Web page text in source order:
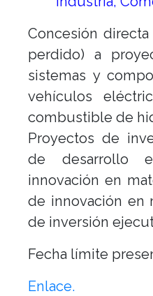
Concesión
perdido) a
sistemas y
vehículos
combustible de
Proyectos de
de desarrollo
innovación en
de innovación en
de inversión
Fecha límite
Enlace.